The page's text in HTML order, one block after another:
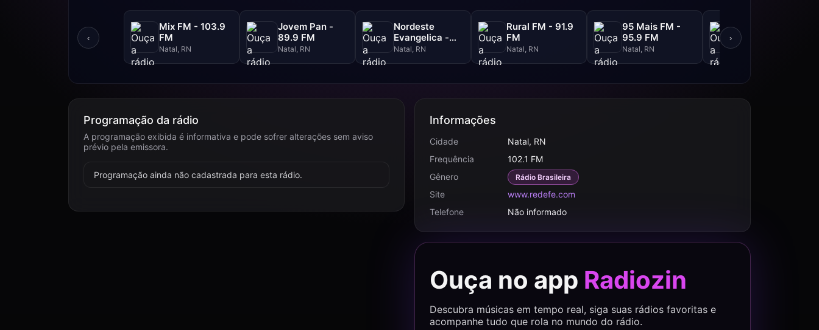
‹
Mix FM - 103.9
FM
Natal, RN
Jovem Pan -
89.9 FM
Natal, RN
Nordeste
Evangelica -
92.5 FM
Natal, RN
Rural FM - 91.9
FM
Natal, RN
95 Mais FM -
95.9 FM
Natal, RN
FM
Natal, RN
›
Programação da rádio
A programação exibida é informativa e pode sofrer alterações sem aviso
prévio pela emissora.
Programação ainda não cadastrada para esta rádio.
Informações
Cidade
Natal, RN
Frequência
102.1 FM
Gênero
Rádio Brasileira
Site
www.redefe.com
Telefone
Não informado
Ouça no app Radiozin
Descubra músicas em tempo real, siga suas rádios favoritas e
acompanhe tudo que rola no mundo do rádio.